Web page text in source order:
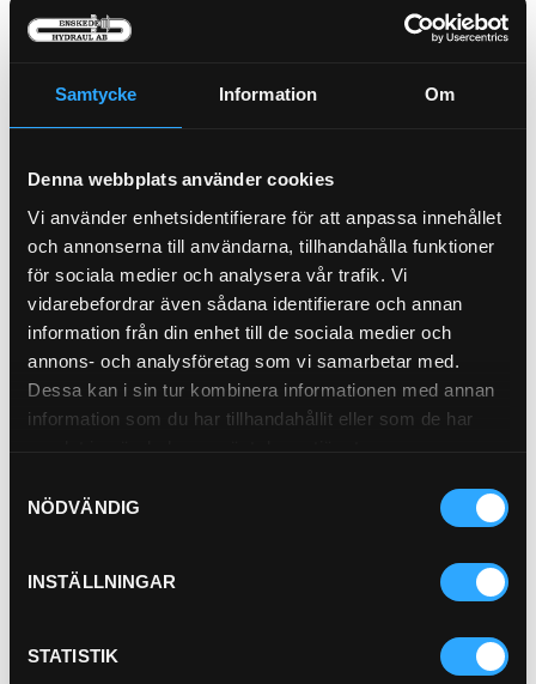
Samtycke Information Om
Denna webbplats använder cookies
Vi använder enhetsidentifierare för att anpassa innehållet
och annonserna till användarna, tillhandahålla funktioner
för sociala medier och analysera vår trafik. Vi
vidarebefordrar även sådana identifierare och annan
information från din enhet till de sociala medier och
annons- och analysföretag som vi samarbetar med.
Dessa kan i sin tur kombinera informationen med annan
information som du har tillhandahållit eller som de har
NÖDVÄNDIG
INSTÄLLNINGAR
STATISTIK
Köp
Luftfilter Primär (Y)
Luftfilter Säkerhet (I) 21-L92
Pris exkl. 428.00
396.00